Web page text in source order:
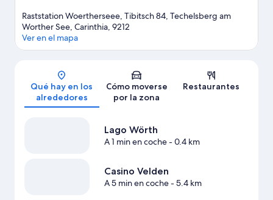
Raststation Woertherseee, Tibitsch 84, Techelsberg am
Worther See, Carinthia, 9212
Ver en el mapa
Qué hay en los
alrededores
Cómo moverse
por la zona
Restaurantes
Lago Wörth
A 1 min en coche- 0.4 km
Casino Velden
A 5 min en coche- 5.4 km